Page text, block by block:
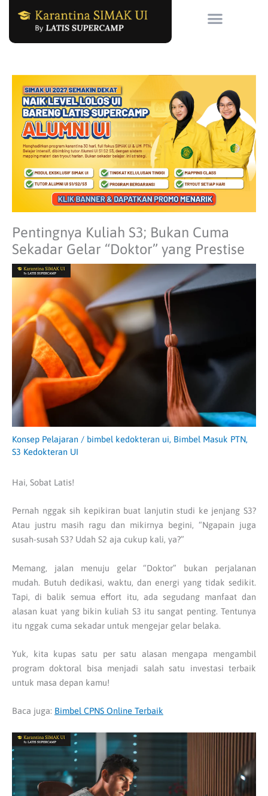
Pentingnya Kuliah S3; Bukan Cuma
Sekadar Gelar “Doktor” yang Prestise
Konsep Pelajaran / bimbel kedokteran ui, Bimbel Masuk PTN,
S3 Kedokteran UI
Hai, Sobat Latis!
Pernah nggak sih kepikiran buat lanjutin studi ke jenjang S3?
Atau justru masih ragu dan mikirnya begini, “Ngapain juga
susah-susah S3? Udah S2 aja cukup kali, ya?”
Memang, jalan menuju gelar “Doktor” bukan perjalanan
mudah. Butuh dedikasi, waktu, dan energi yang tidak sedikit.
Tapi, di balik semua effort itu, ada segudang manfaat dan
alasan kuat yang bikin kuliah S3 itu sangat penting. Tentunya
itu nggak cuma sekadar untuk mengejar gelar belaka.
Yuk, kita kupas satu per satu alasan mengapa mengambil
program doktoral bisa menjadi salah satu investasi terbaik
untuk masa depan kamu!
Baca juga: Bimbel CPNS Online Terbaik